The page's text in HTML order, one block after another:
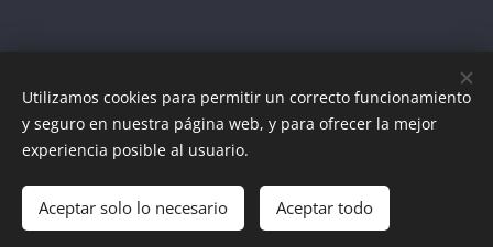
El Templo de Shambala, Camí de L´ Horta, 9, Altea, 03590,
96 79 01
Política de Privacidad
Cookies
Utilizamos cookies para permitir un correcto funcionamiento
y seguro en nuestra página web, y para ofrecer la mejor
experiencia posible al usuario.
Aceptar solo lo necesario Aceptar todo